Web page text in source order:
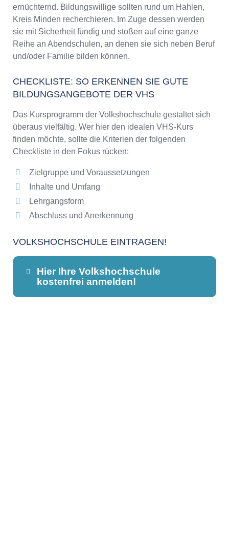
ernüchternd. Bildungswillige sollten rund um Hahlen,
Kreis Minden recherchieren. Im Zuge dessen werden
sie mit Sicherheit fündig und stoßen auf eine ganze
Reihe an Abendschulen, an denen sie sich neben Beruf
und/oder Familie bilden können.
CHECKLISTE: SO ERKENNEN SIE GUTE
BILDUNGSANGEBOTE DER VHS
Das Kursprogramm der Volkshochschule gestaltet sich
überaus vielfältig. Wer hier den idealen VHS-Kurs
finden möchte, sollte die Kriterien der folgenden
Checkliste in den Fokus rücken:
Zielgruppe und Voraussetzungen
Inhalte und Umfang
Lehrgangsform
Abschluss und Anerkennung
VOLKSHOCHSCHULE EINTRAGEN!
Hier Ihre Volkshochschule
kostenfrei anmelden!